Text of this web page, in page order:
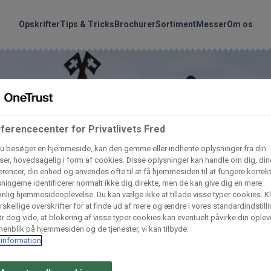
OpskrifterTips & TricksBrochurerSortimentMesserOm os
Søg
vores produkter
Dagrofa Foodservice Fullhouse
INCO Cash & Carry L. C. Lauritzen A/
Vaffelexpressen
Gem dine favoritter!
personlige samling af favoritopskrifter eller produkter.
medlem af Odense Marcipan's professionelle fællesskab og
adgang til dine gemte opskrifter og produkter - når som
hvor som helst.
Log ind Opret profil
for Privatlivets Fred
besøger en hjemmeside, kan den gemme eller indhente oplysninger fra din
hovedsagelig i form af cookies. Disse oplysninger kan handle om dig,
din enhed og anvendes ofte til at få hjemmesiden til at fungere
identificerer normalt ikke dig direkte, men de kan give dig en mere
hjemmesideoplevelse. Du kan vælge ikke at tillade visse typer cookies.
overskrifter for at finde ud af mere og ændre i vores
dog vide, at blokering af visse typer cookies kan eventuelt påvirke din
på hjemmesiden og de tjenester, vi kan tilbyde.